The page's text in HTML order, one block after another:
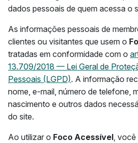
dados pessoais de quem acessa o
As informações pessoais de
clientes ou visitantes que usem o
tratadas em conformidade com o
13.709/2018 — Lei Geral de
Pessoais (LGPD). A informação
nome, e-mail, número de telefone,
nascimento e outros dados
do site.
Ao utilizar o Foco Acessível,